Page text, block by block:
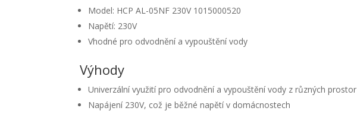
Model: HCP AL-05NF 230V 1015000520
Napětí: 230V
Vhodné pro odvodnění a vypouštění vody
Výhody
Univerzální využití pro odvodnění a vypouštění vody z různých prostor
Napájení 230V, což je běžné napětí v domácnostech